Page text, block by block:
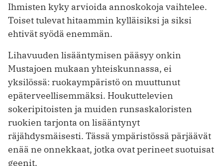
Ihmisten kyky arvioida annoskokoja vaihtelee.
Toiset tulevat hitaammin kylläisiksi ja siksi
ehtivät syödä enemmän.
Lihavuuden lisääntymisen pääsyy onkin
Mustajoen mukaan yhteiskunnassa, ei
yksilössä: ruokaympäristö on muuttunut
epäterveellisemmäksi. Houkuttelevien
sokeripitoisten ja muiden runsaskaloristen
ruokien tarjonta on lisääntynyt
räjähdysmäisesti. Tässä ympäristössä pärjäävät
enää ne onnekkaat, jotka ovat perineet suotuisat
geenit.